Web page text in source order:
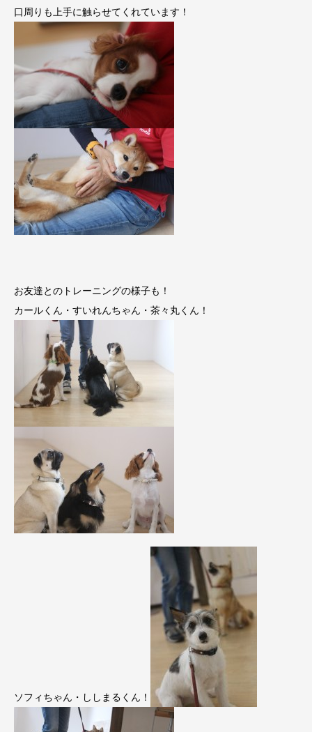
口周りも上手に触らせてくれています！
お友達とのトレーニングの様子も！
カールくん・すいれんちゃん・茶々丸くん！
ソフィちゃん・ししまるくん！